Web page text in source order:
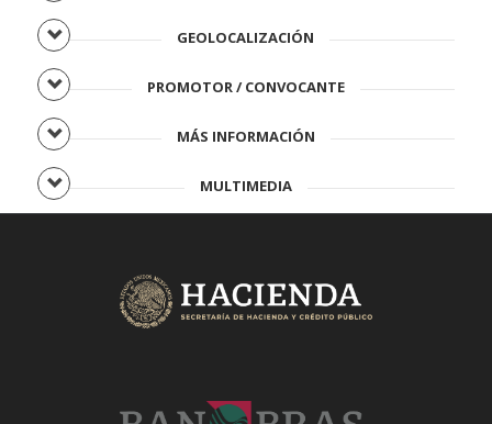
GEOLOCALIZACIÓN
PROMOTOR / CONVOCANTE
MÁS INFORMACIÓN
MULTIMEDIA